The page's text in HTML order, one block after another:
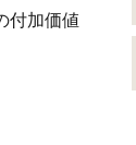
付加価値